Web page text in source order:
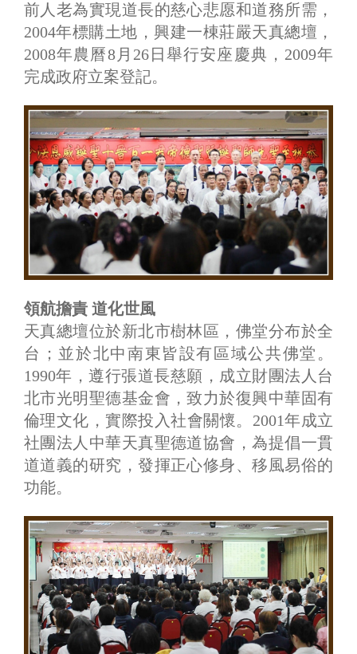
前人老為實現道長的慈心悲愿和道務所需，
2004年標購土地，興建一棟莊嚴天真總壇，
2008年農曆8月26日舉行安座慶典，2009年
完成政府立案登記。
領航擔責 道化世風
天真總壇位於新北市樹林區，佛堂分布於全
台；並於北中南東皆設有區域公共佛堂。
1990年，遵行張道長慈願，成立財團法人台
北市光明聖德基金會，致力於復興中華固有
倫理文化，實際投入社會關懷。2001年成立
社團法人中華天真聖德道協會，為提倡一貫
道道義的研究，發揮正心修身、移風易俗的
功能。